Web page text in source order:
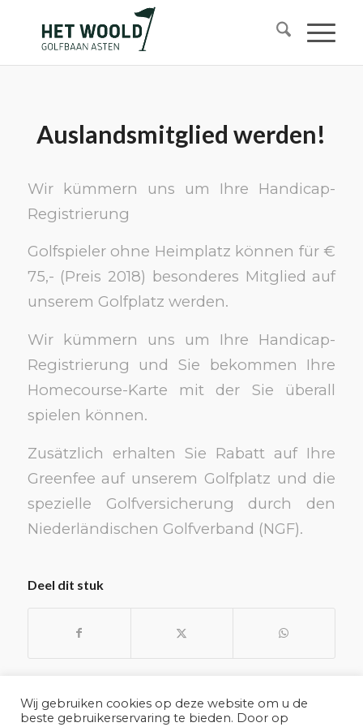
Auslandsmitglied werden!
Wir kümmern uns um Ihre Handicap-
Registrierung
Golfspieler ohne Heimplatz können für €
75,- (Preis 2018) besonderes Mitglied auf
unserem Golfplatz werden.
Wir kümmern uns um Ihre Handicap-
Registrierung und Sie bekommen Ihre
Homecourse-Karte mit der Sie überall
spielen können.
Zusätzlich erhalten Sie Rabatt auf Ihre
Greenfee auf unserem Golfplatz und die
spezielle Golfversicherung durch den
Niederländischen Golfverband (NGF).
Deel dit stuk
Wij gebruiken cookies op deze website om u de
beste gebruikerservaring te bieden. Door op